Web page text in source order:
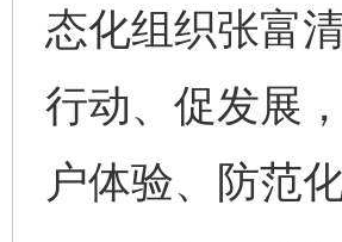
态化组织张富
行动、促发展
户体验、防范